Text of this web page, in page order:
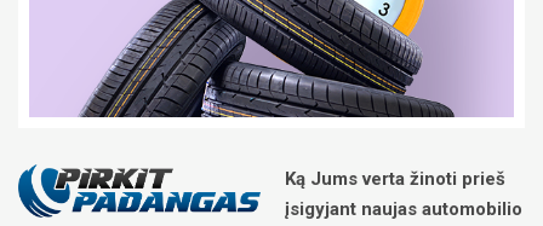
Ką Jums verta žinoti prieš
įsigyjant naujas automobilio